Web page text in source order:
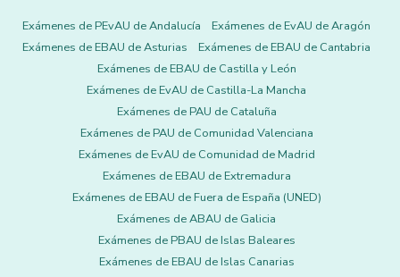
Exámenes de PEvAU de Andalucía
Exámenes de EvAU de Aragón
Exámenes de EBAU de Asturias
Exámenes de EBAU de Cantabria
Exámenes de EBAU de Castilla y León
Exámenes de EvAU de Castilla-La Mancha
Exámenes de PAU de Cataluña
Exámenes de PAU de Comunidad Valenciana
Exámenes de EvAU de Comunidad de Madrid
Exámenes de EBAU de Extremadura
Exámenes de EBAU de Fuera de España (UNED)
Exámenes de ABAU de Galicia
Exámenes de PBAU de Islas Baleares
Exámenes de EBAU de Islas Canarias